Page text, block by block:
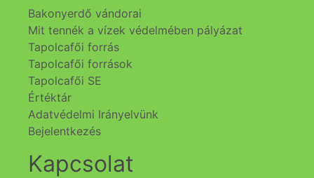
Bakonyerdő vándorai
Mit tennék a vízek védelmében pályázat
Tapolcafői forrás
Tapolcafői források
Tapolcafői SE
Értéktár
Adatvédelmi Irányelvünk
Bejelentkezés
Kapcsolat